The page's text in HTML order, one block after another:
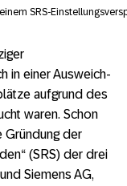
SRS-
in einer Ausweich-
aufgrund des
waren. Schon
Gründung der
(SRS) der drei
Siemens AG,